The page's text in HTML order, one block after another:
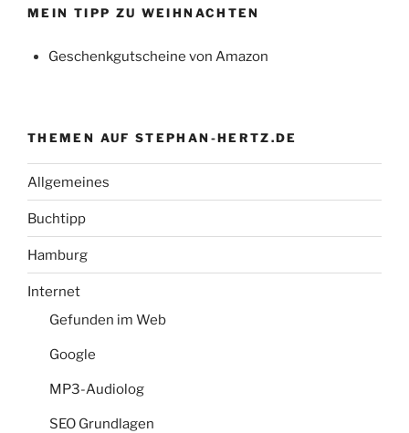
MEIN TIPP ZU WEIHNACHTEN
Geschenkgutscheine von Amazon
THEMEN AUF STEPHAN-HERTZ.DE
Allgemeines
Buchtipp
Hamburg
Internet
Gefunden im Web
Google
MP3-Audiolog
SEO Grundlagen